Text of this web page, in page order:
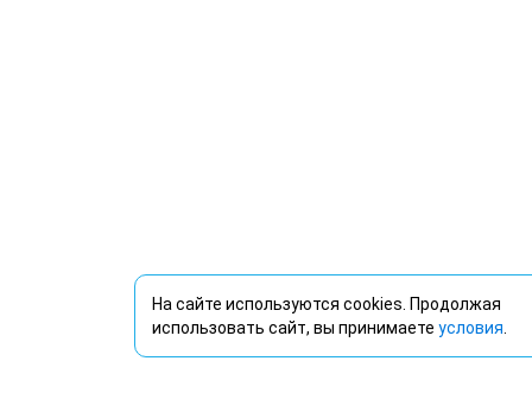
На сайте используются cookies. Продолжая
использовать сайт, вы принимаете условия